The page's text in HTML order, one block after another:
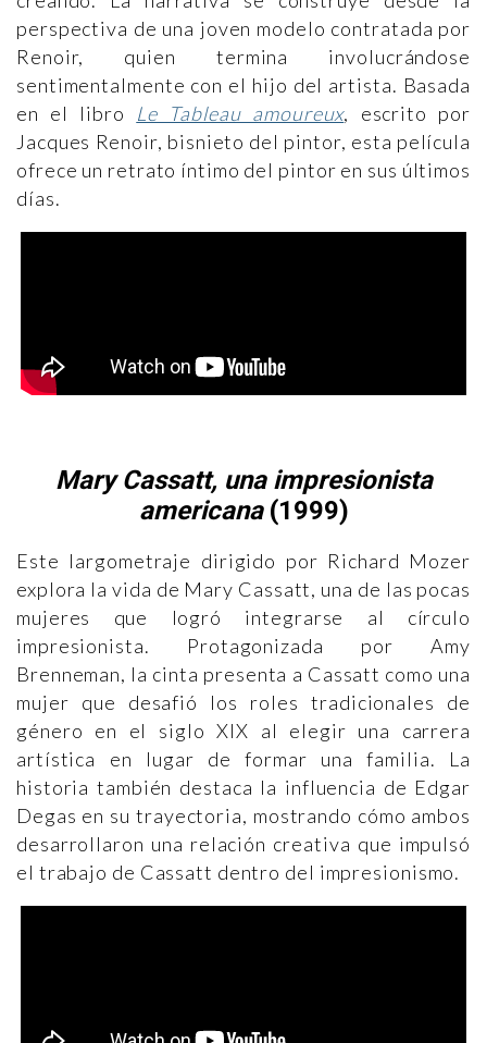
perspectiva de una joven modelo contratada por
Renoir, quien termina involucrándose
sentimentalmente con el hijo del artista. Basada
en el libro Le Tableau amoureux, escrito por
Jacques Renoir, bisnieto del pintor, esta película
ofrece un retrato íntimo del pintor en sus últimos
días.
Mary Cassatt, una impresionista
americana(1999)
Este largometraje dirigido por Richard Mozer
explora la vida de Mary Cassatt, una de las pocas
mujeres que logró integrarse al círculo
impresionista. Protagonizada por Amy
Brenneman, la cinta presenta a Cassatt como una
mujer que desafió los roles tradicionales de
género en el siglo XIX al elegir una carrera
artística en lugar de formar una familia. La
historia también destaca la influencia de Edgar
Degas en su trayectoria, mostrando cómo ambos
desarrollaron una relación creativa que impulsó
el trabajo de Cassatt dentro del impresionismo.